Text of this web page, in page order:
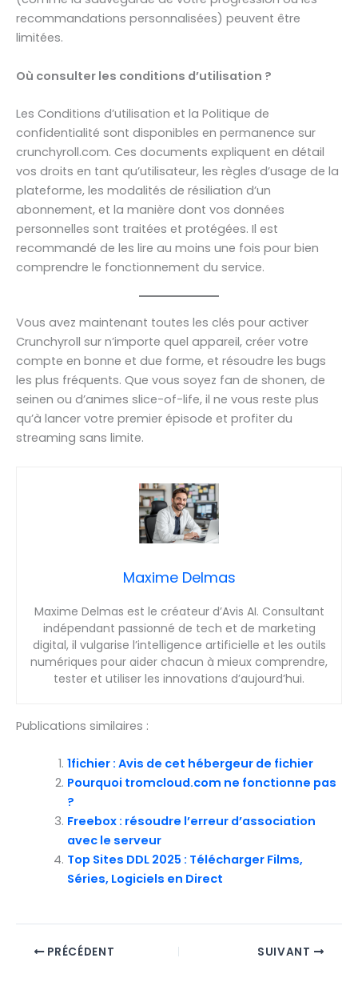
recommandations personnalisées) peuvent être
limitées.
Où consulter les conditions d’utilisation ?
Les Conditions d’utilisation et la Politique de
confidentialité sont disponibles en permanence sur
crunchyroll.com. Ces documents expliquent en détail
vos droits en tant qu’utilisateur, les règles d’usage de la
plateforme, les modalités de résiliation d’un
abonnement, et la manière dont vos données
personnelles sont traitées et protégées. Il est
recommandé de les lire au moins une fois pour bien
comprendre le fonctionnement du service.
Vous avez maintenant toutes les clés pour activer
Crunchyroll sur n’importe quel appareil, créer votre
compte en bonne et due forme, et résoudre les bugs
les plus fréquents. Que vous soyez fan de shonen, de
seinen ou d’animes slice-of-life, il ne vous reste plus
qu’à lancer votre premier épisode et profiter du
streaming sans limite.
Maxime Delmas
Maxime Delmas est le créateur d’Avis AI. Consultant
indépendant passionné de tech et de marketing
digital, il vulgarise l’intelligence artificielle et les outils
numériques pour aider chacun à mieux comprendre,
tester et utiliser les innovations d’aujourd’hui.
Publications similaires :
1fichier : Avis de cet hébergeur de fichier
Pourquoi tromcloud.com ne fonctionne pas
?
Freebox : résoudre l’erreur d’association
avec le serveur
Top Sites DDL 2025 : Télécharger Films,
Séries, Logiciels en Direct
PRÉCÉDENT SUIVANT